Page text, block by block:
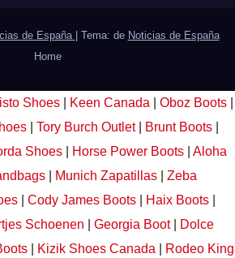
de España | Tema: de Noticias de España
Home
Shoes Keen Canada Oboz Boots
Tory Burch Outlet Brunt Boots
Shoes Horse Power Boots
Aloha
Munich Zapatillas
Zeba
Cody James Boots Haix Boots
Schoenen Georgia Boot|
Dolce
Kizik Shoes Canada Rodeo King